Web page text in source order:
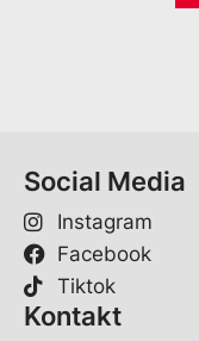
Social Media
Instagram
Facebook
Tiktok
Kontakt